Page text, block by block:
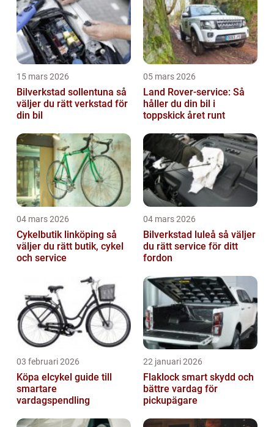
15 mars 2026
Bilverkstad sollentuna så
väljer du rätt verkstad för
din bil
05 mars 2026
Land Rover-service: Så
håller du din bil i
toppskick året runt
04 mars 2026
Cykelbutik linköping så
väljer du rätt butik, cykel
och service
04 mars 2026
Bilverkstad luleå så väljer
du rätt service för ditt
fordon
03 februari 2026
Köpa elcykel guide till
smartare
vardagspendling
22 januari 2026
Flaklock smart skydd och
bättre vardag för
pickupägare